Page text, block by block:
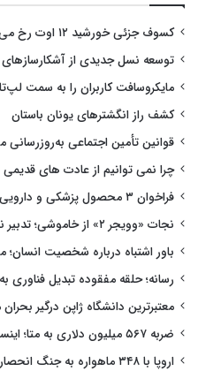
کسوف جزئی خورشید ۱۲ اوت رخ می‌دهد
توسعه نسل جدیدی از
مایکروسافت کاربران را به سمت
کشف راز انگشترهای یونان باستان
قوانین تأمین اجتماعی
چرا نمی توانیم از عادت های
فراخوان ۳ محصول پزشکی و دارویی به دلیل خطرهای کیفی و ایمنی
نجات «وویجر ۲» از خاموشی؛ تدبیر ناسا برای حفظ کاوشگر ۴۸ ساله
باور اشتباه درباره شخصیت
رسانه؛ حلقه مفقوده تبدیل فناوری
معتبرترین دانشگاه ژاپن درگیر
ضربه ۵۶۷ میلیون دلاری به متا؛ اینستاگرام زیر تیغ دادگاه
اروپا با ۳۴۸ ماهواره به جنگ انحصار استارلینک می‌رود